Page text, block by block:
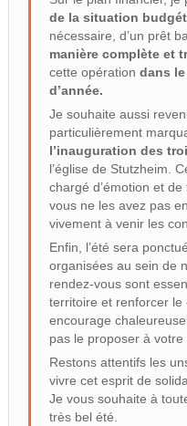
de la situation
nécessaire, d’un prêt
manière complète et
cette opération dans
d’année.
Je souhaite aussi
particulièrement
l’inauguration des
l’église de Stutzheim.
chargé d’émotion et
vous ne les avez pas
vivement à venir les
Enfin, l’été sera
organisées au sein de
rendez-vous sont
territoire et renforcer le
encourage
pas le proposer à votre
Restons attentifs les
vivre cet esprit de
Je vous souhaite à
très bel été.